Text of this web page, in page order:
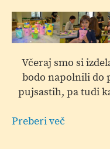
Včeraj smo si
bodo napolnili do
pujsastih, pa tudi
Preberi več